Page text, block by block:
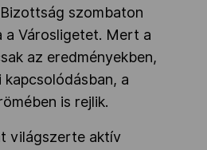
szombaton
a Városligetet. Mert a
az eredményekben,
kapcsolódásban, a
is rejlik.
világszerte aktív